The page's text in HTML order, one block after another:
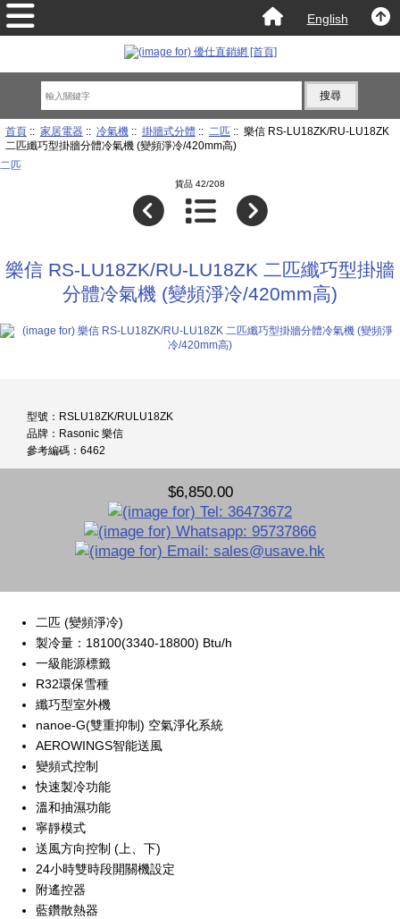
English
首頁:: 家居電器:: 冷氣機:: 掛牆式分體 :: 二匹:: 樂信 RS-LU18ZK/RU-LU18ZK
二匹纖巧型掛牆分體冷氣機 (變頻淨冷/420mm高)
二匹
貨品 42/208
樂信 RS-LU18ZK/RU-LU18ZK 二匹纖巧型掛牆
分體冷氣機 (變頻淨冷/420mm高)
型號：RSLU18ZK/RULU18ZK
品牌：Rasonic 樂信
參考編碼：6462
$6,850.00
二匹 (變頻淨冷)
製冷量：18100(3340-18800) Btu/h
一級能源標籤
R32環保雪種
纖巧型室外機
nanoe-G(雙重抑制) 空氣淨化系統
AEROWINGS智能送風
變頻式控制
快速製冷功能
溫和抽濕功能
寧靜模式
送風方向控制 (上、下)
24小時雙時段開關機設定
附遙控器
藍鑽散熱器